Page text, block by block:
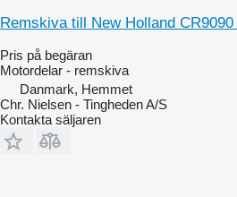
Remskiva till New Holland
Pris på begäran
Motordelar - remskiva
Danmark, Hemmet
Chr. Nielsen - Tingheden A/S
Kontakta säljaren